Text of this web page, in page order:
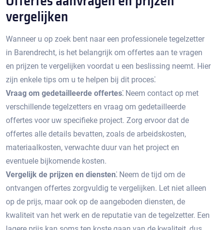
vergelijken
Wanneer u op zoek bent naar een professionele tegelzetter
in Barendrecht, is het belangrijk om offertes aan te vragen
en prijzen te vergelijken voordat u een beslissing neemt.​ Hier
zijn enkele tips om u te helpen bij dit proces⁚
Vraag om gedetailleerde offertes⁚ Neem contact op met
verschillende tegelzetters en vraag om gedetailleerde
offertes voor uw specifieke project.​ Zorg ervoor dat de
offertes alle details bevatten, zoals de arbeidskosten,
materiaalkosten, verwachte duur van het project en
eventuele bijkomende kosten.
Vergelijk de prijzen en diensten⁚ Neem de tijd om de
ontvangen offertes zorgvuldig te vergelijken.​ Let niet alleen
op de prijs, maar ook op de aangeboden diensten, de
kwaliteit van het werk en de reputatie van de tegelzetter. Een